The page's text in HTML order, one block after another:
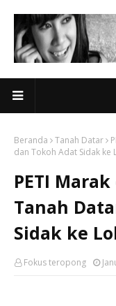
Beranda Tanah Datar
dan Tokoh Adat Sidak ke
PETI
Tanah
Sidak ke
Fokus teropong